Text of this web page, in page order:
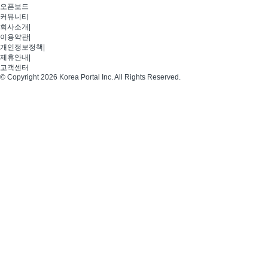
오픈보드
커뮤니티
회사소개
이용약관
개인정보정책
제휴안내
고객센터
© Copyright 2026 Korea Portal Inc. All Rights Reserved.